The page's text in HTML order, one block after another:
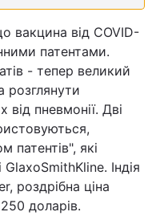
вакцина від COVID-
патентами.
- тепер великий
розглянути
пневмонії. Дві
патентів", які
Індія
роздрібна ціна
доларів.